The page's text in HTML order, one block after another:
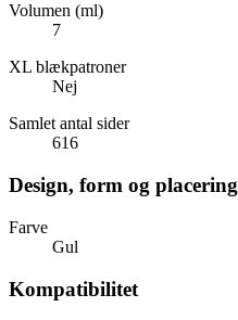
Volumen (ml)
7
XL blækpatroner
Nej
Samlet antal sider
616
Design, form og placering
Farve
Gul
Kompatibilitet